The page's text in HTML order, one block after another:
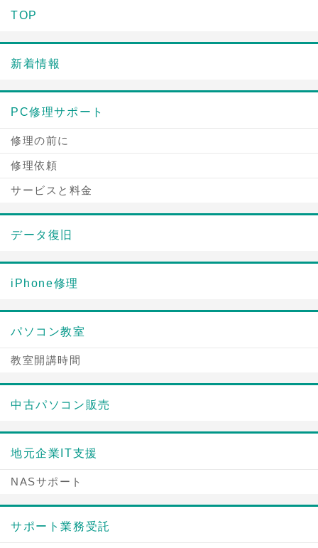
TOP
新着情報
PC修理サポート
修理の前に
修理依頼
サービスと料金
データ復旧
iPhone修理
パソコン教室
教室開講時間
中古パソコン販売
地元企業IT支援
NASサポート
サポート業務受託